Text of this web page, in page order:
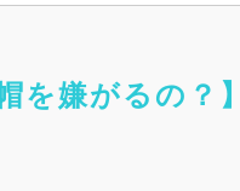
を嫌がるの？】